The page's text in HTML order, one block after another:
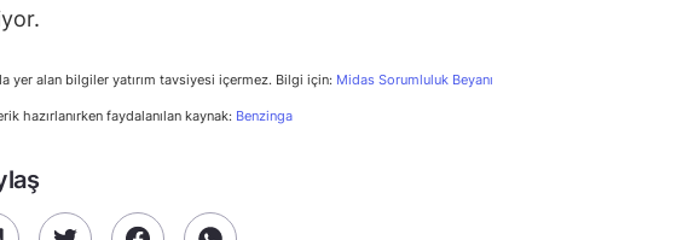
yer alan bilgiler yatırım tavsiyesi içermez. Bilgi için: Midas Sorumluluk Beyanı
hazırlanırken faydalanılan kaynak: Benzinga